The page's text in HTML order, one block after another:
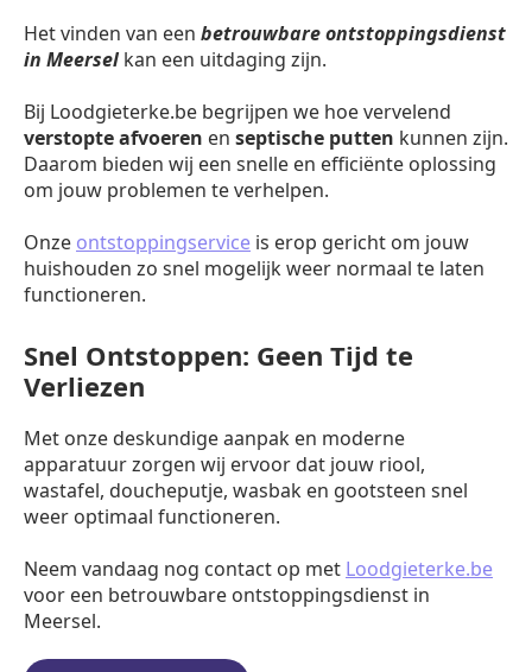
Het vinden van een betrouwbare ontstoppingsdienst
in Meersel kan een uitdaging zijn.
Bij Loodgieterke.be begrijpen we hoe vervelend
verstopte afvoeren en septische putten kunnen zijn.
Daarom bieden wij een snelle en efficiënte oplossing
om jouw problemen te verhelpen.
Onze ontstoppingservice is erop gericht om jouw
huishouden zo snel mogelijk weer normaal te laten
functioneren.
Snel Ontstoppen: Geen Tijd te
Verliezen
Met onze deskundige aanpak en moderne
apparatuur zorgen wij ervoor dat jouw riool,
wastafel, doucheputje, wasbak en gootsteen snel
weer optimaal functioneren.
Neem vandaag nog contact op met Loodgieterke.be
voor een betrouwbare ontstoppingsdienst in
Meersel.